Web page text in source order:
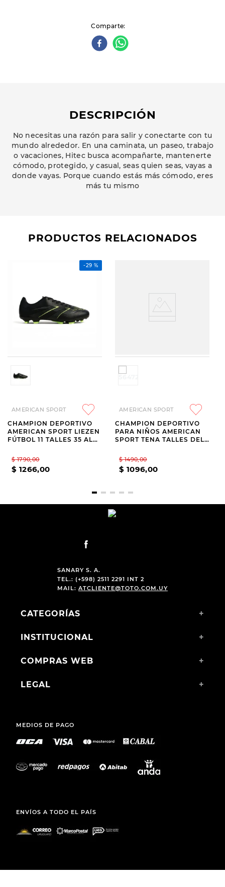
Comparte
DESCRIPCIÓN
No necesitas una razón para salir y conectarte con tu
mundo alrededor. En una caminata, un paseo, trabajo
o vacaciones, Hitec busca acompañarte, mantenerte
cómodo, protegido, y casual, seas quien seas, vayas a
donde vayas. Porque cuando estás más cómodo, eres
más tu mismo
PRODUCTOS RELACIONADOS
-29 %
AMERICAN SPORT
CHAMPION DEPORTIVO
AMERICAN SPORT LIEZEN
FÚTBOL 11 TALLES 35 AL
$ 1790,00
$ 1266,00
AMERICAN SPORT
CHAMPION DEPORTIVO
PARA NIÑOS AMERICAN
SPORT TENA TALLES DEL
$ 1490,00
$ 1096,00
SANARY S. A.
TEL.: (+598) 2511 2291 INT 2
MAIL: ATCLIENTE@TOTO.COM.UY
CATEGORÍAS +
INSTITUCIONAL +
COMPRAS WEB +
LEGAL +
MEDIOS DE PAGO
ENVÍOS A TODO EL PAÍS